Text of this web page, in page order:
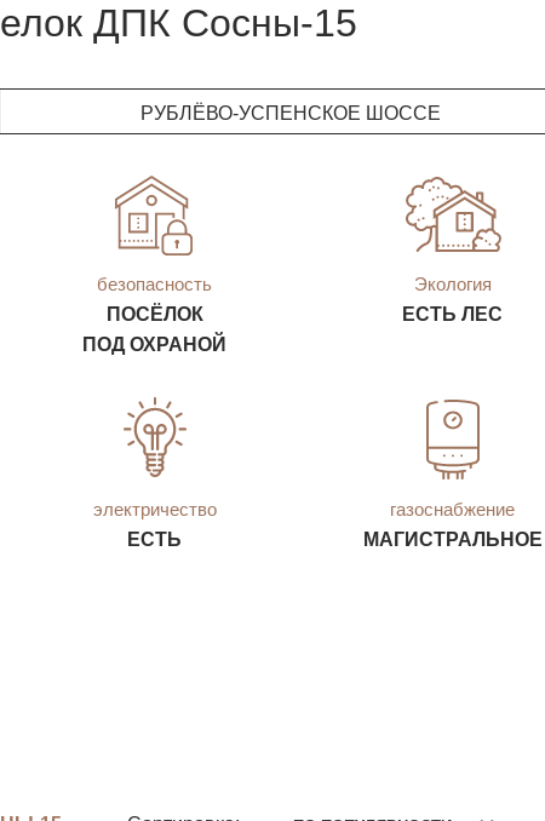
ДПК Сосны-15
РУБЛЁВО-УСПЕНСКОЕ ШОССЕ
безопасность
ПОСЁЛОК
ПОД ОХРАНОЙ
Экология
ЕСТЬ ЛЕС
электричество
ЕСТЬ
газоснабжение
МАГИСТРАЛЬНОЕ